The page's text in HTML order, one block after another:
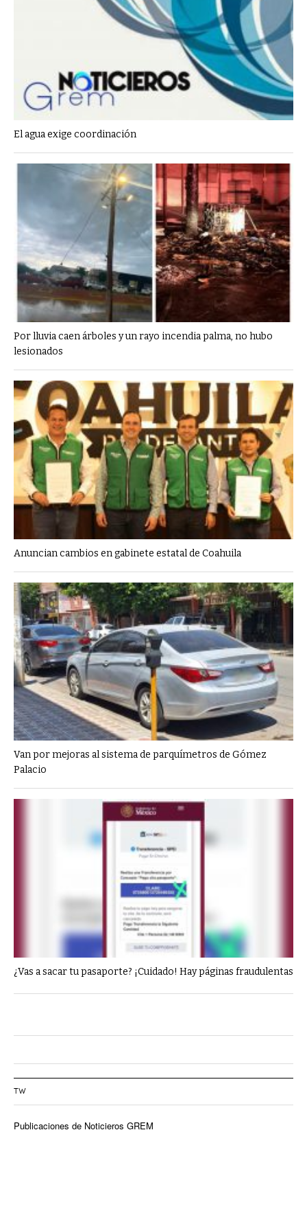
El agua exige coordinación
Por lluvia caen árboles y un rayo incendia palma, no hubo
lesionados
Anuncian cambios en gabinete estatal de Coahuila
Van por mejoras al sistema de parquímetros de Gómez
Palacio
¿Vas a sacar tu pasaporte? ¡Cuidado! Hay páginas fraudulentas
TW
Publicaciones de Noticieros GREM